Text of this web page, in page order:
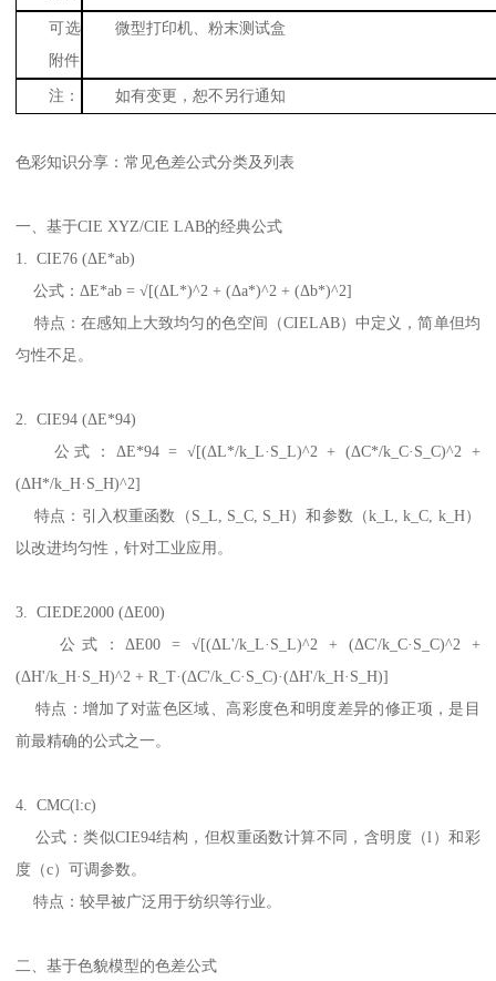
可选
附件
微型打印机、粉末测试盒
注： 如有变更，恕不另行通知
色彩知识分享：常见色差公式分类及列表
一、基于CIE XYZ/CIE LAB的经典公式
1. CIE76 (ΔE*ab)
公式： ΔE*ab =√[(ΔL*)^2 + (Δa*)^2 + (Δb*)^2]
特点：在感知上大致均匀的色空间（CIELAB）中定义，简单但均
匀性不足。
2. CIE94 (ΔE*94)
公式： ΔE*94 = √[(ΔL*/k_L· S_L)^2 + (ΔC*/k_C· S_C)^2 +
(ΔH*/k_H· S_H)^2]
特点：引入权重函数（ S_L, S_C, S_H）和参数（k_L, k_C, k_H）
以改进均匀性，针对工业应用。
3. CIEDE2000 (ΔE00)
公式： ΔE00 =√[(ΔL'/k_L· S_L)^2 + (ΔC'/k_C· S_C)^2 +
(ΔH'/k_H· S_H)^2 + R_T·(ΔC'/k_C· S_C)·(ΔH'/k_H· S_H)]
特点：增加了对蓝色区域、高彩度色和明度差异的修正项，是目
前最精确的公式之一。
4. CMC(l:c)
公式：类似CIE94结构，但权重函数计算不同，含明度（l ）和彩
度（c）可调参数。
特点：较早被广泛用于纺织等行业。
二、基于色貌模型的色差公式